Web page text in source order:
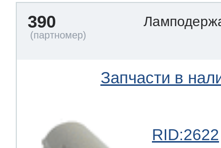
390
Запчасти в
RID:2622